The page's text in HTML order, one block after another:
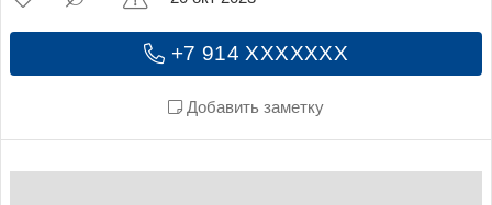
+7 914 XXXXXXX
Добавить заметку